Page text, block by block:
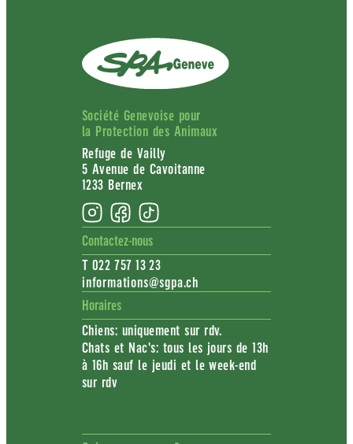
Société Genevoise pour
la Protection des Animaux
Refuge de Vailly
5 Avenue de Cavoitanne
1233 Bernex
Contactez-nous
T 022 757 13 23
informations@sgpa.ch
Horaires
Chiens: uniquement sur rdv.
Chats et Nac's: tous les jours de 13h
à 16h sauf le jeudi et le week-end
sur rdv